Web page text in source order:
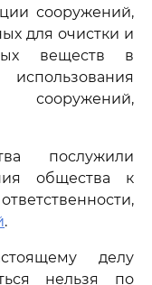
сооружений,
для очистки и
веществ в
сооружений,
послужили
общества к
.
делу
нельзя по